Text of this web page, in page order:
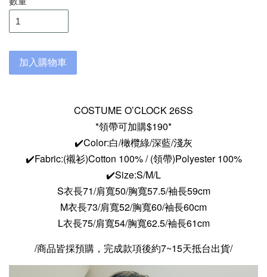
加入購物車
COSTUME O’CLOCK 26SS
*領帶可加購$190*
✔️Color:白/橄欖綠/深藍/淺灰
✔️Fabric:(襯衫)Cotton 100% / (領帶)Polyester 100%
✔️Size:S/M/L
S衣長71/肩寬50/胸寬57.5/袖長59cm
M衣長73/肩寬52/胸寬60/袖長60cm
L衣長75/肩寬54/胸寬62.5/袖長61cm
/商品皆採預購，完成款項後約7~15天抵台出貨/